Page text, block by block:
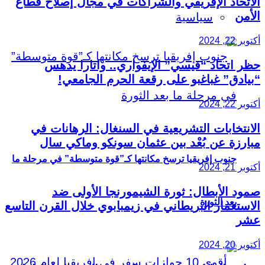
سياسية
جنوب إفريقيا ترسخ مكانتها كـ”قوة متوسطة” في مرحلة ما
بعد الثورة
الأمن
أكتوبر 22, 2024
حظر اتحاد “فيسي” الإيفواري.. واتارا يدهس
“بيادق” غباغبو على رقعة الحرم الجامعي!
أكتوبر 22, 2024
الانتخابات التشريعية في السنغال: الرهانات في
مبارزة عن بُعْد بين عثمان سونكو وماكي سال
أكتوبر 21, 2024
صمود الأبطال: ثورة الشيمورنجا الأولى ضد
الاستعمار البريطاني في زيمبابوي خلال القرن التاسع
عشر
أكتوبر 20, 2024